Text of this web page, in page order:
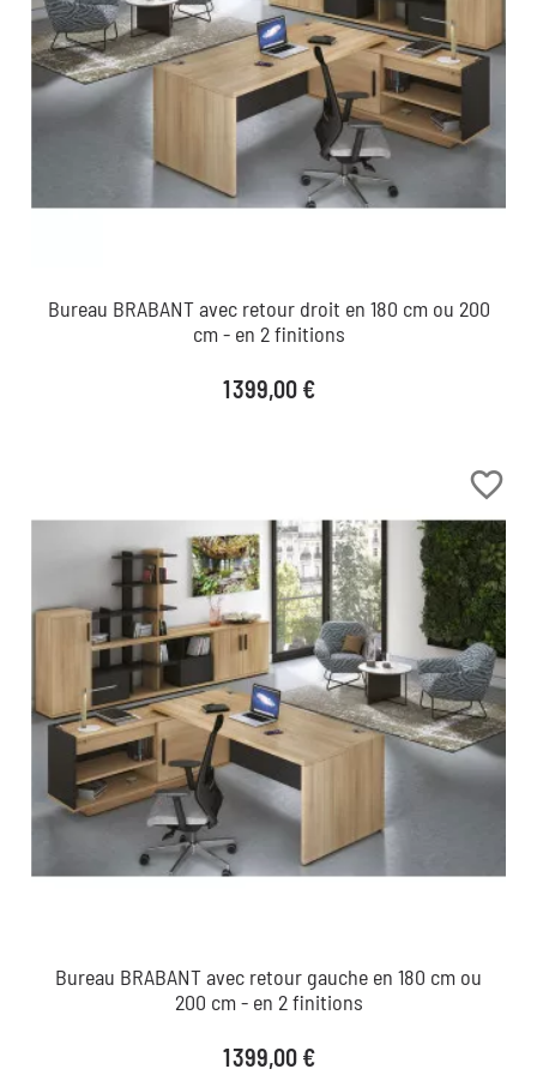
Bureau BRABANT avec retour droit en 180 cm ou 200
cm - en 2 finitions
Prix
1 399,00 €
favorite_border
Bureau BRABANT avec retour gauche en 180 cm ou
200 cm - en 2 finitions
Prix
1 399,00 €